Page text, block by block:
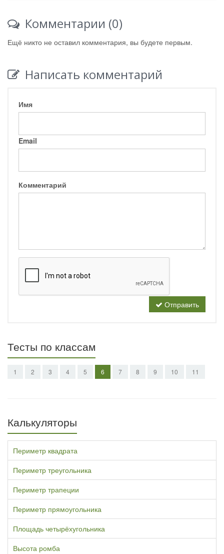
Комментарии (0)
Ещё никто не оставил комментария, вы будете первым.
Написать комментарий
Имя
Email
Комментарий
Отправить
Тесты по классам
1 2 3 4 5 6 7 8 9 10 11
Калькуляторы
Периметр квадрата
Периметр треугольника
Периметр трапеции
Периметр прямоугольника
Площадь четырёхугольника
Высота ромба